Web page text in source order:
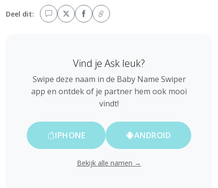
Deel dit:
Vind je Ask leuk?
Swipe deze naam in de Baby Name Swiper
app en ontdek of je partner hem ook mooi
vindt!
IPHONE ANDROID
Bekijk alle namen →